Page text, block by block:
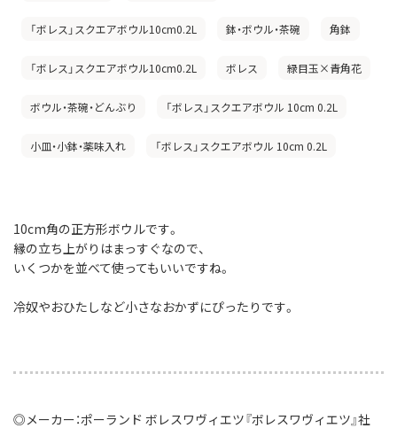
「ボレス」スクエアボウル10cm0.2L 鉢・ボウル・茶碗 角鉢
「ボレス」スクエアボウル10cm0.2L ボレス 緑目玉×青角花
ボウル・茶碗・どんぶり 「ボレス」スクエアボウル 10cm 0.2L
小皿・小鉢・薬味入れ 「ボレス」スクエアボウル 10cm 0.2L
10cm角の正方形ボウルです。
縁の立ち上がりはまっすぐなので、
いくつかを並べて使ってもいいですね。
冷奴やおひたしなど小さなおかずにぴったりです。
◎メーカー：ポーランド ボレスワヴィエツ『ボレスワヴィエツ』社